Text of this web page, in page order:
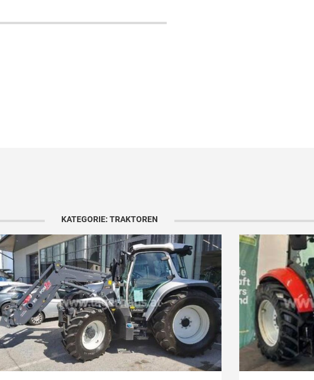
KATEGORIE: TRAKTOREN